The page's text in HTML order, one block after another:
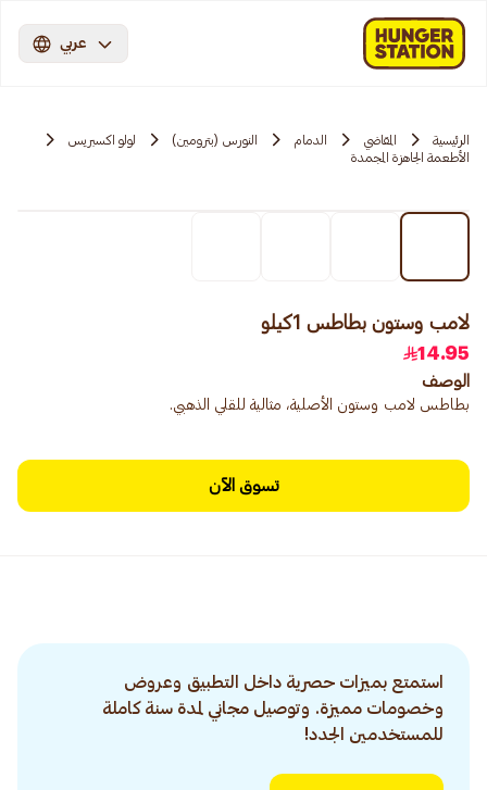
عربي
الرئيسية المقاضي الدمام النورس (بترومين)
لولو اكسبريس
الأطعمة الجاهزة المجمدة
لامب وستون بطاطس 1كيلو
14.95
الوصف
بطاطس لامب وستون الأصلية، مثالية للقلي الذهبي.
تسوق الآن
استمتع بميزات حصرية داخل التطبيق وعروض
وخصومات مميزة. وتوصيل مجاني لمدة سنة كاملة
للمستخدمين الجدد!